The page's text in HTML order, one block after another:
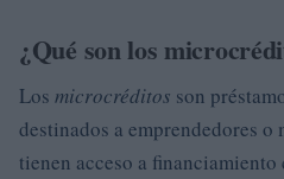
¿Qué son los
Los microcréditos son
destinados a emprendedores o
tienen acceso a